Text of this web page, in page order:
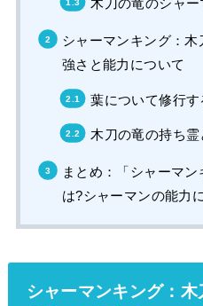
木刀の竜のシャ
シャーマンキング：
強さと能力について
葉について修行す
木刀の竜の持ち霊
まとめ：「シャーマ
は?シャーマンの能力
シャーマンキング：木